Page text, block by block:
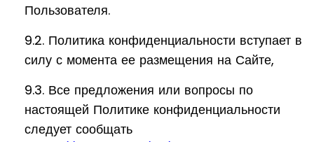
Пользователя.
9.2. Политика конфиденциальности вступает в
силу с момента ее размещения на Сайте,
9.3. Все предложения или вопросы по
настоящей Политике конфиденциальности
следует сообщать